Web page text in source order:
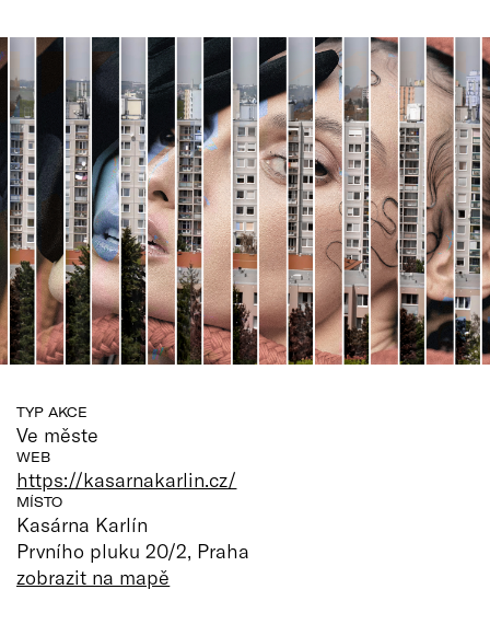
edu
Vše o ČT
TYP AKCE
Ve měste
WEB
https://kasarnakarlin.cz/
MÍSTO
Kasárna Karlín
Prvního pluku 20/2, Praha
zobrazit na mapě